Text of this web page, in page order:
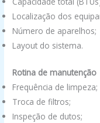
Localização dos
Número de aparelhos;
Layout do sistema.
Rotina de manutenção
Frequência de limpeza;
Troca de filtros;
Inspeção de dutos;